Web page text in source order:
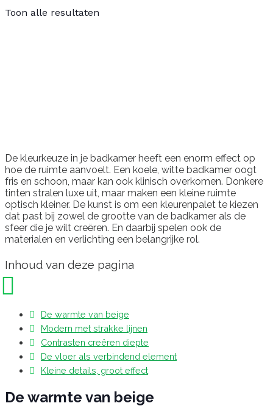
Toon alle resultaten
De kleurkeuze in je badkamer heeft een enorm effect op
hoe de ruimte aanvoelt. Een koele, witte badkamer oogt
fris en schoon, maar kan ook klinisch overkomen. Donkere
tinten stralen luxe uit, maar maken een kleine ruimte
optisch kleiner. De kunst is om een kleurenpalet te kiezen
dat past bij zowel de grootte van de badkamer als de
sfeer die je wilt creëren. En daarbij spelen ook de
materialen en verlichting een belangrijke rol.
Inhoud van deze pagina
De warmte van beige
Modern met strakke lijnen
Contrasten creëren diepte
De vloer als verbindend element
Kleine details, groot effect
De warmte van beige